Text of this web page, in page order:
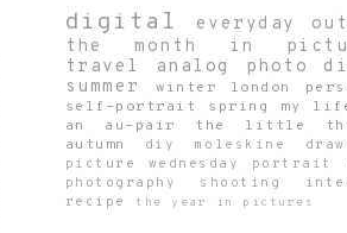
digital everyday
the month in
travel
analog
photo
summerwinter london
self-portrait spring my
an au-pair the little
autumn
diy moleskine
picture wednesday portrait
photography shooting
recipe
the year in pictures